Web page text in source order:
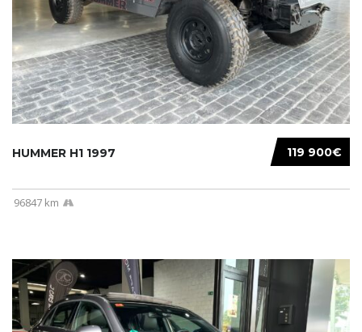
119 900€
HUMMER H1 1997
96847 km